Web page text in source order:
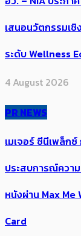
เสนอนวัตกรรมเ
ระดับ Wellness
4 August 2026
PR NEWS
เมเจอร์ ซีนีเพล็ก
ประสบการณ์ความ
หนังผ่าน Max
Card